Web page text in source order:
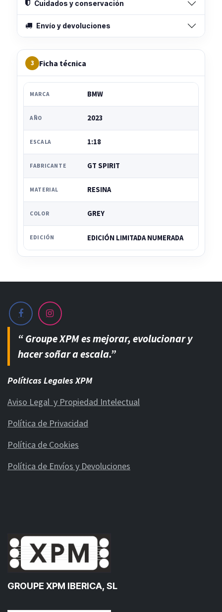
Cuidados y conservación
Envío y devoluciones
3 Ficha técnica
MARCA BMW
AÑO 2023
ESCALA 1:18
FABRICANTE GT SPIRIT
MATERIAL RESINA
COLOR GREY
EDICIÓN EDICIÓN LIMITADA NUMERADA
“ Groupe XPM es mejorar, evolucionar y
hacer soñar a escala.”
Políticas Legales XPM
Aviso Legal y Propiedad Intelectual
Política de Privacidad
Política de Cookies
Política de Envíos y Devoluciones
GROUPE XPM IBERICA, SL